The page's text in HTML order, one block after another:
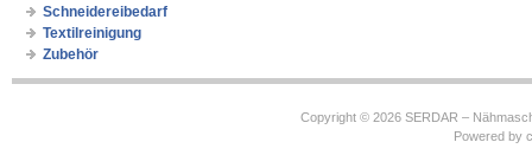
Schneidereibedarf
Textilreinigung
Zubehör
Copyright © 2026 SERDAR –
Powered by